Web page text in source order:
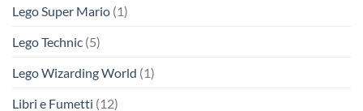
Lego Super Mario (1)
Lego Technic (5)
Lego Wizarding World (1)
Libri e Fumetti (12)